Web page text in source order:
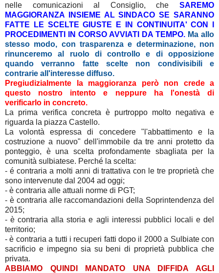
nelle comunicazioni al Consiglio, che SAREMO
MAGGIORANZA INSIEME AL SINDACO SE SARANNO
FATTE LE SCELTE GIUSTE E IN CONTINUITA' CON I
PROCEDIMENTI IN CORSO AVVIATI DA TEMPO. Ma allo
stesso modo, con trasparenza e determinazione, non
rinunceremo al ruolo di controllo e di opposizione
quando verranno fatte scelte non condivisibili e
contrarie all'interesse diffuso.
Pregiudizialmente la maggioranza però non crede a
questo nostro intento e neppure ha l'onestà di
verificarlo in concreto.
La prima verifica concreta è purtroppo molto negativa e
riguarda la piazza Castello.
La volontà espressa di concedere "l'abbattimento e la
costruzione a nuovo" dell'immobile da tre anni protetto da
ponteggio, è una scelta profondamente sbagliata per la
comunità sulbiatese. Perché la scelta:
- é contraria a molti anni di trattativa con le tre proprietà che
sono intervenute dal 2004 ad oggi;
- è contraria alle attuali norme di PGT;
- è contraria alle raccomandazioni della Soprintendenza del
2015;
- è contraria alla storia e agli interessi pubblici locali e del
territorio;
- è contraria a tutti i recuperi fatti dopo il 2000 a Sulbiate con
sacrificio e impegno sia su beni di proprietà pubblica che
privata.
ABBIAMO QUINDI MANDATO UNA DIFFIDA AGLI